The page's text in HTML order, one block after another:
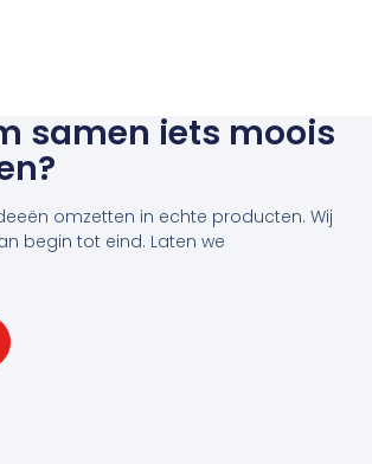
samen iets moois
omzetten in echte producten. Wij
begin tot eind. Laten we